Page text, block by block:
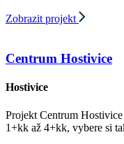
Zobrazit projekt
Centrum Hostivice
Hostivice
Projekt Centrum
1+kk až 4+kk, vybere si